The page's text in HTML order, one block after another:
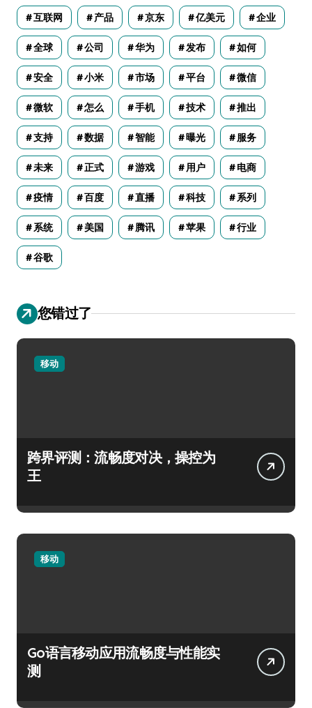
互联网 产品 京东 亿美元 企业
全球 公司 华为 发布 如何
安全 小米 市场 平台 微信
微软 怎么 手机 技术 推出
支持 数据 智能 曝光 服务
未来 正式 游戏 用户 电商
疫情 百度 直播 科技 系列
系统 美国 腾讯 苹果 行业
谷歌
您错过了
移动
跨界评测：流畅度对决，操控为
王
移动
Go语言移动应用流畅度与性能实
测